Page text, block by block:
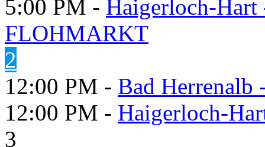
5:00 PM - Haigerloch-
FLOHMARKT
2
12:00 PM - Bad Herrenalb
12:00 PM - Haigerloch-
3